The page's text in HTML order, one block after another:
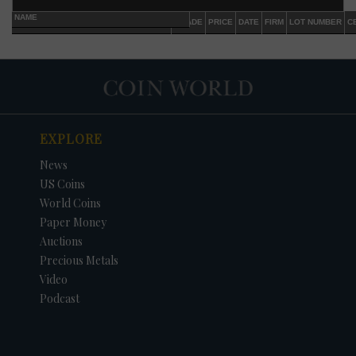
NAME
GRADE PRICE DATE FIRM LOT NUMBER
EXPLORE
News
US Coins
World Coins
Paper Money
Auctions
Precious Metals
Video
Podcast